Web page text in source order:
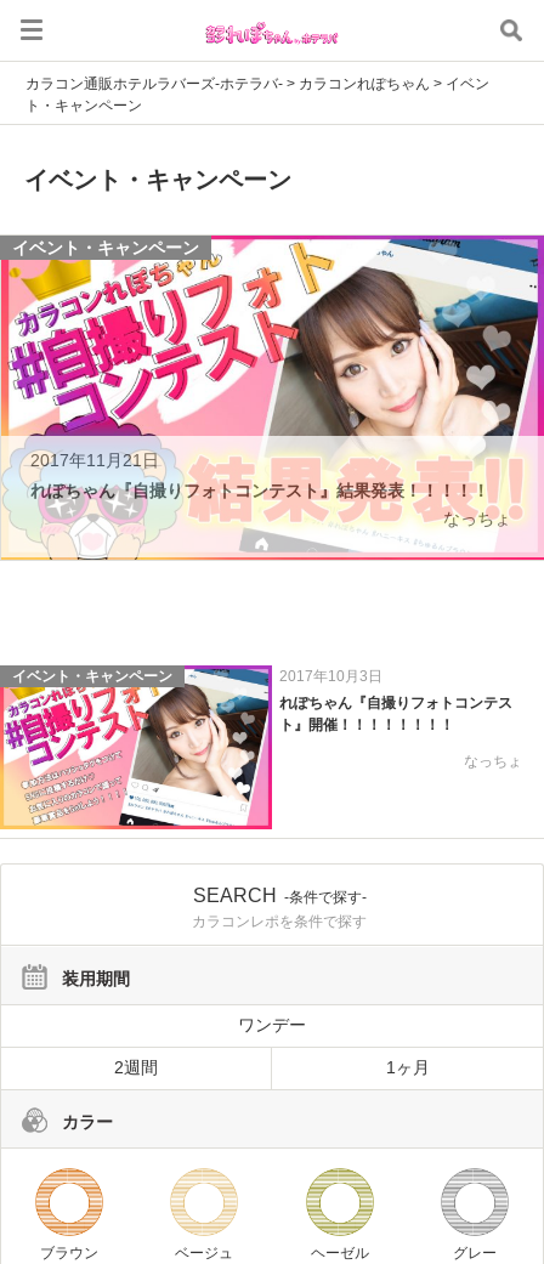
カラコン通販ホテルラバーズ-ホテラバ- > カラコンれぽちゃん > イベン
ト・キャンペーン
イベント・キャンペーン
イベント・キャンペーン
2017年11月21日
れぽちゃん『自撮りフォトコンテスト』結果発表！！！！！
なっちょ
イベント・キャンペーン
2017年10月3日
れぽちゃん『自撮りフォトコンテス
ト』開催！！！！！！！！
なっちょ
SEARCH
-条件で探す-
カラコンレポを条件で探す
装用期間
ワンデー
2週間 1ヶ月
カラー
ブラウン ベージュ ヘーゼル グレー